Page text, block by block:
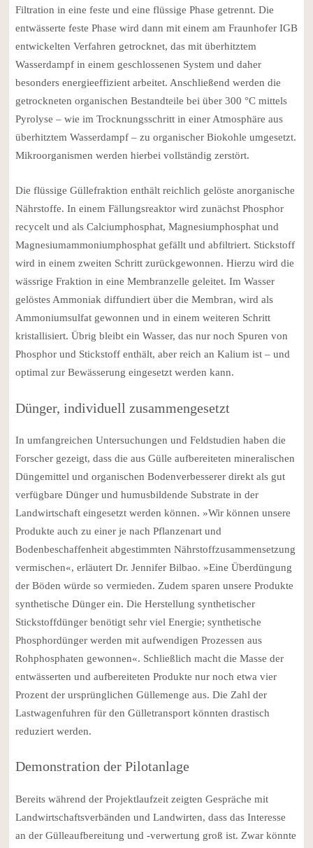
Filtration in eine feste und eine flüssige Phase getrennt. Die
entwässerte feste Phase wird dann mit einem am Fraunhofer IGB
entwickelten Verfahren getrocknet, das mit überhitztem
Wasserdampf in einem geschlossenen System und daher
besonders energieeffizient arbeitet. Anschließend werden die
getrockneten organischen Bestandteile bei über 300 °C mittels
Pyrolyse – wie im Trocknungsschritt in einer Atmosphäre aus
überhitztem Wasserdampf – zu organischer Biokohle umgesetzt.
Mikroorganismen werden hierbei vollständig zerstört.
Die flüssige Güllefraktion enthält reichlich gelöste anorganische
Nährstoffe. In einem Fällungsreaktor wird zunächst Phosphor
recycelt und als Calciumphosphat, Magnesiumphosphat und
Magnesiumammoniumphosphat gefällt und abfiltriert. Stickstoff
wird in einem zweiten Schritt zurückgewonnen. Hierzu wird die
wässrige Fraktion in eine Membranzelle geleitet. Im Wasser
gelöstes Ammoniak diffundiert über die Membran, wird als
Ammoniumsulfat gewonnen und in einem weiteren Schritt
kristallisiert. Übrig bleibt ein Wasser, das nur noch Spuren von
Phosphor und Stickstoff enthält, aber reich an Kalium ist – und
optimal zur Bewässerung eingesetzt werden kann.
Dünger, individuell zusammengesetzt
In umfangreichen Untersuchungen und Feldstudien haben die
Forscher gezeigt, dass die aus Gülle aufbereiteten mineralischen
Düngemittel und organischen Bodenverbesserer direkt als gut
verfügbare Dünger und humusbildende Substrate in der
Landwirtschaft eingesetzt werden können. »Wir können unsere
Produkte auch zu einer je nach Pflanzenart und
Bodenbeschaffenheit abgestimmten Nährstoffzusammensetzung
vermischen«, erläutert Dr. Jennifer Bilbao. »Eine Überdüngung
der Böden würde so vermieden. Zudem sparen unsere Produkte
synthetische Dünger ein. Die Herstellung synthetischer
Stickstoffdünger benötigt sehr viel Energie; synthetische
Phosphordünger werden mit aufwendigen Prozessen aus
Rohphosphaten gewonnen«. Schließlich macht die Masse der
entwässerten und aufbereiteten Produkte nur noch etwa vier
Prozent der ursprünglichen Güllemenge aus. Die Zahl der
Lastwagenfuhren für den Gülletransport könnten drastisch
reduziert werden.
Demonstration der Pilotanlage
Bereits während der Projektlaufzeit zeigten Gespräche mit
Landwirtschaftsverbänden und Landwirten, dass das Interesse
an der Gülleaufbereitung und -verwertung groß ist. Zwar könnte